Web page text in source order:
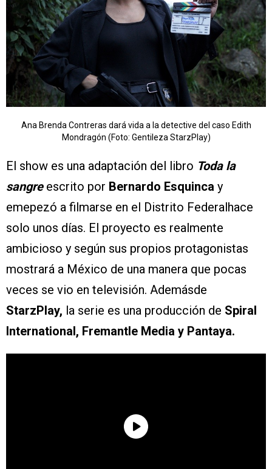
Ana Brenda Contreras dará vida a la detective del caso Edith
Mondragón (Foto: Gentileza StarzPlay)
El show es una adaptación del libro Toda la
sangreescrito por Bernardo Esquinca y
emepezó a filmarse en el Distrito Federalhace
solo unos días. El proyecto es realmente
ambicioso y según sus propios protagonistas
mostrará a México de una manera que pocas
veces se vio en televisión. Ademásde
StarzPlay, la serie es una producción de Spiral
International, Fremantle Media y Pantaya.